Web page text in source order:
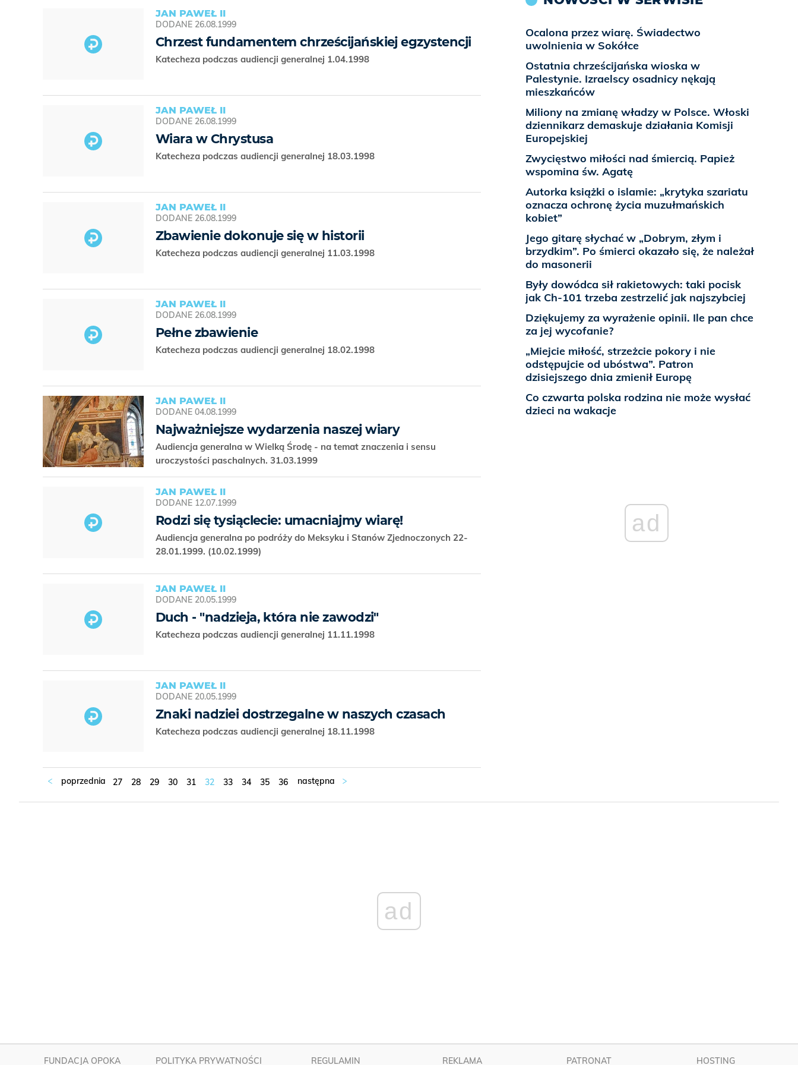
JAN PAWEŁ II
DODANE 26.08.1999
Chrzest fundamentem chrześcijańskiej egzystencji
Katecheza podczas audiencji generalnej 1.04.1998
JAN PAWEŁ II
DODANE 26.08.1999
Wiara w Chrystusa
Katecheza podczas audiencji generalnej 18.03.1998
JAN PAWEŁ II
DODANE 26.08.1999
Zbawienie dokonuje się w historii
Katecheza podczas audiencji generalnej 11.03.1998
JAN PAWEŁ II
DODANE 26.08.1999
Pełne zbawienie
Katecheza podczas audiencji generalnej 18.02.1998
JAN PAWEŁ II
DODANE 04.08.1999
Najważniejsze wydarzenia naszej wiary
Audiencja generalna w Wielką Środę - na temat znaczenia i sensu
uroczystości paschalnych. 31.03.1999
JAN PAWEŁ II
DODANE 12.07.1999
Rodzi się tysiąclecie: umacniajmy wiarę!
Audiencja generalna po podróży do Meksyku i Stanów Zjednoczonych 22-
28.01.1999. (10.02.1999)
JAN PAWEŁ II
DODANE 20.05.1999
Duch - "nadzieja, która nie zawodzi"
Katecheza podczas audiencji generalnej 11.11.1998
JAN PAWEŁ II
DODANE 20.05.1999
Znaki nadziei dostrzegalne w naszych czasach
Katecheza podczas audiencji generalnej 18.11.1998
27 28 29 30 31 32 33 34 35 36
Ocalona przez wiarę. Świadectwo
uwolnienia w Sokółce
Ostatnia chrześcijańska wioska w
Palestynie. Izraelscy osadnicy nękają
mieszkańców
Miliony na zmianę władzy w Polsce. Włoski
dziennikarz demaskuje działania Komisji
Europejskiej
Zwycięstwo miłości nad śmiercią. Papież
wspomina św. Agatę
Autorka książki o islamie: „krytyka szariatu
oznacza ochronę życia muzułmańskich
kobiet”
Jego gitarę słychać w „Dobrym, złym i
brzydkim”. Po śmierci okazało się, że należał
do masonerii
Były dowódca sił rakietowych: taki pocisk
jak Ch-101 trzeba zestrzelić jak najszybciej
Dziękujemy za wyrażenie opinii. Ile pan chce
za jej wycofanie?
„Miejcie miłość, strzeżcie pokory i nie
odstępujcie od ubóstwa”. Patron
dzisiejszego dnia zmienił Europę
Co czwarta polska rodzina nie może wysłać
dzieci na wakacje
ad
ad
FUNDACJA OPOKA POLITYKA PRYWATNOŚCI REGULAMIN REKLAMA PATRONAT HOSTING